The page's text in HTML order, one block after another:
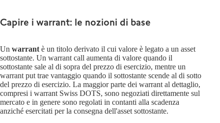
Capire i warrant: le nozioni di base
Un warrant è un titolo derivato il cui valore è legato a un asset
sottostante. Un warrant call aumenta di valore quando il
sottostante sale al di sopra del prezzo di esercizio, mentre un
warrant put trae vantaggio quando il sottostante scende al di sotto
del prezzo di esercizio. La maggior parte dei warrant al dettaglio,
compresi i warrant Swiss DOTS, sono negoziati direttamente sul
mercato e in genere sono regolati in contanti alla scadenza
anziché esercitati per la consegna dell'asset sottostante.